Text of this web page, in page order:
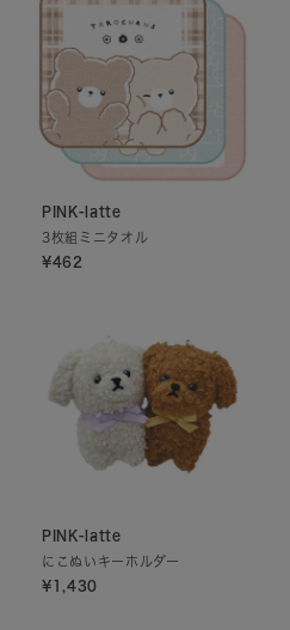
PINK-latte
3枚組ミニタオル
¥462
PINK-latte
にこぬいキーホルダー
¥1,430